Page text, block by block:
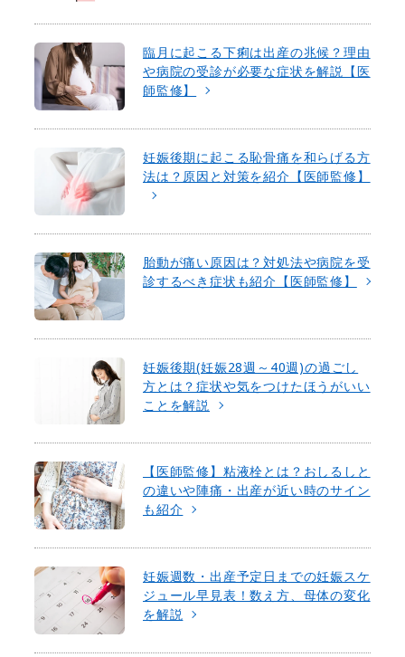
臨月に起こる下痢は出産の兆候？理由
や病院の受診が必要な症状を解説【医
師監修】
妊娠後期に起こる恥骨痛を和らげる方
法は？原因と対策を紹介【医師監修】
胎動が痛い原因は？対処法や病院を受
診するべき症状も紹介【医師監修】
妊娠後期(妊娠28週～40週)の過ごし
方とは？症状や気をつけたほうがいい
ことを解説
【医師監修】粘液栓とは？おしるしと
の違いや陣痛・出産が近い時のサイン
も紹介
妊娠週数・出産予定日までの妊娠スケ
ジュール早見表！数え方、母体の変化
を解説